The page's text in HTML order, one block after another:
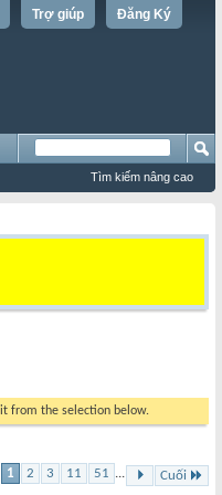
Đăng Ký
Trợ giúp
Tìm kiếm nâng cao
from the selection below.
1 2 3 11 51 ... Cuối